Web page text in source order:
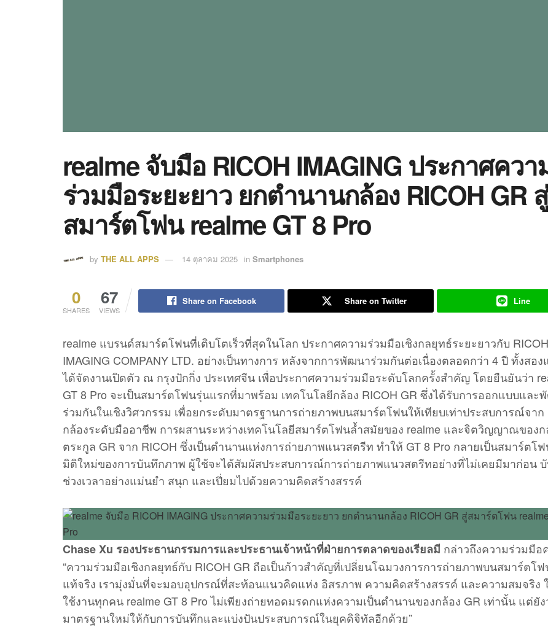
realme จับมือ RICOH IMAGING ประกาศควา
ร่วมมือระยะยาว ยกตำนานกล้อง RICOH GR สู่
สมาร์ตโฟน realme GT 8 Pro
by THE ALL APPS 14 ตุลาคม 2025 in Smartphones
0
SHARES
67
VIEWS
Share on Facebook Share on Twitter Line
realme แบรนด์สมาร์ตโฟนที่เติบโตเร็วที่สุดในโลก ประกาศความร่วมมือเชิงกลยุทธ์ระยะยาวกับ RICOH
IMAGING COMPANY LTD. อย่างเป็นทางการ หลังจากการพัฒนาร่วมกันต่อเนื่องตลอดกว่า 4 ปี ทั้งสอ
ได้จัดงานเปิดตัว ณ กรุงปักกิ่ง ประเทศจีน เพื่อประกาศความร่วมมือระดับโลกครั้งสำคัญ โดยยืนยันว่า
GT 8 Pro จะเป็นสมาร์ตโฟนรุ่นแรกที่มาพร้อม เทคโนโลยีกล้อง RICOH GR ซึ่งได้รับการออกแบบและ
ร่วมกันในเชิงวิศวกรรม เพื่อยกระดับมาตรฐานการถ่ายภาพบนสมาร์ตโฟนให้เทียบเท่าประสบการณ์จาก
กล้องระดับมืออาชีพ การผสานระหว่างเทคโนโลยีสมาร์ตโฟนล้ำสมัยของ realme และจิตวิญญาณของก
ตระกูล GR จาก RICOH ซึ่งเป็นตำนานแห่งการถ่ายภาพแนวสตรีท ทำให้ GT 8 Pro กลายเป็นสมาร์ตโ
มิติใหม่ของการบันทึกภาพ ผู้ใช้จะได้สัมผัสประสบการณ์การถ่ายภาพแนวสตรีทอย่างที่ไม่เคยมีมาก่อน
ช่วงเวลาอย่างแม่นยำ สนุก และเปี่ยมไปด้วยความคิดสร้างสรรค์
Chase Xu รองประธานกรรมการและประธานเจ้าหน้าที่ฝ่ายการตลาดของเรียลมี กล่าวถึงความร่วมมือ
“ความร่วมมือเชิงกลยุทธ์กับ RICOH GR ถือเป็นก้าวสำคัญที่เปลี่ยนโฉมวงการการถ่ายภาพบนสมาร์ตโฟ
แท้จริง เรามุ่งมั่นที่จะมอบอุปกรณ์ที่สะท้อนแนวคิดแห่ง อิสรภาพ ความคิดสร้างสรรค์ และความสมจริง
ใช้งานทุกคน realme GT 8 Pro ไม่เพียงถ่ายทอดมรดกแห่งความเป็นตำนานของกล้อง GR เท่านั้น แต่ยัง
มาตรฐานใหม่ให้กับการบันทึกและแบ่งปันประสบการณ์ในยุคดิจิทัลอีกด้วย”